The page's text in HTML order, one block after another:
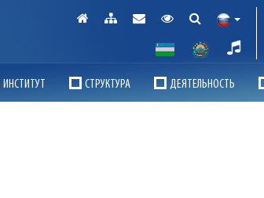
ИНСТИТУТ СТРУКТУРА ДЕЯТЕЛЬНОСТЬ